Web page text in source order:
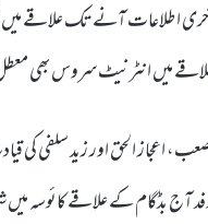
اطلاعات آنے تک علاقے میں
میں انٹرنیٹ سروس بھی
اعجاز الحق اور زید سلفی کی
آج بڈگام کے علاقے کائوسہ میں